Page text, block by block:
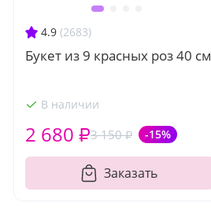
4.9 (2683)
Букет из 9 красных роз 40 см
В наличии
3 150 ₽ -15%
2 680 ₽
Заказать